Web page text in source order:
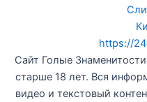
https://
Сайт Голые
старше 18 лет. Вся
видео и текстовый